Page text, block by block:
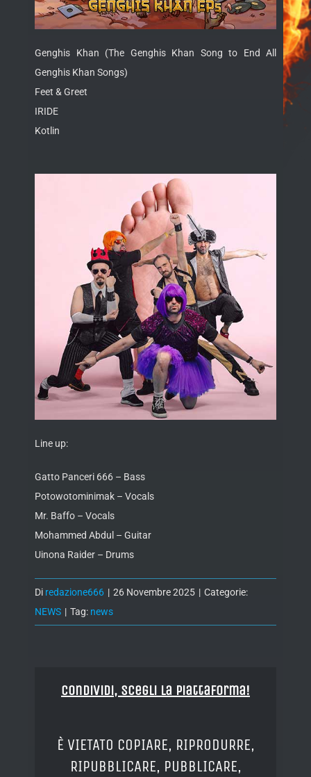
Genghis Khan (The Genghis Khan Song to End All
Genghis Khan Songs)
Feet & Greet
IRIDE
Kotlin
Line up:
Gatto Panceri 666 – Bass
Potowotominimak – Vocals
Mr. Baffo – Vocals
Mohammed Abdul – Guitar
Uinona Raider – Drums
Di redazione666 | 26 Novembre 2025 | Categorie:
NEWS | Tag: news
Condividi, Scegli la piattaforma!
È VIETATO COPIARE, RIPRODURRE,
RIPUBBLICARE, PUBBLICARE,